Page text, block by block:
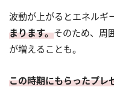
波動が上がるとエネルギ
まります。そのため、周
が増えることも。
この時期にもらったプレ